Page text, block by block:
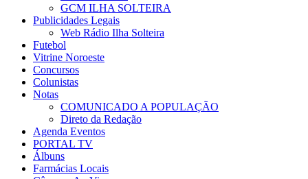
GCM ILHA SOLTEIRA
Publicidades Legais
Web Rádio Ilha Solteira
Futebol
Vitrine Noroeste
Concursos
Colunistas
Notas
COMUNICADO A POPULAÇÃO
Direto da Redação
Agenda Eventos
PORTAL TV
Álbuns
Farmácias Locais